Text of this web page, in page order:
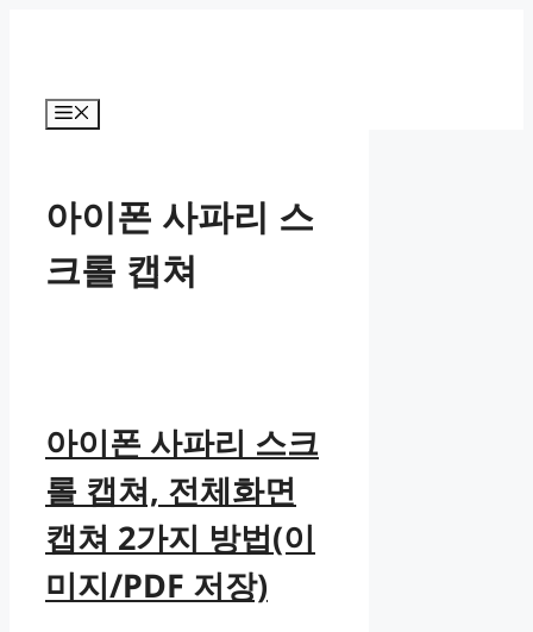
아이폰 사파리 스
크롤 캡쳐
아이폰 사파리 스크
롤 캡쳐, 전체화면
캡쳐 2가지 방법(이
미지/PDF 저장)